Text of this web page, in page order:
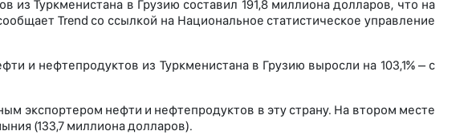
из Туркменистана в Грузию составил 191,8 миллиона долларов, что на
Trend со ссылкой на Национальное статистическое управление
и нефтепродуктов из Туркменистана в Грузию выросли на 103,1% – с
экспортером нефти и нефтепродуктов в эту страну. На втором месте
(133,7 миллиона долларов).